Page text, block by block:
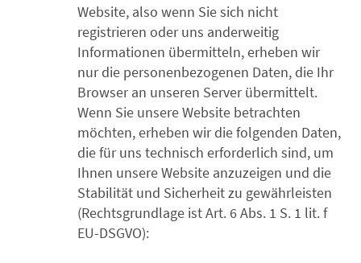
Website, also wenn Sie sich nicht
registrieren oder uns anderweitig
Informationen übermitteln, erheben wir
nur die personenbezogenen Daten, die Ihr
Browser an unseren Server übermittelt.
Wenn Sie unsere Website betrachten
möchten, erheben wir die folgenden Daten,
die für uns technisch erforderlich sind, um
Ihnen unsere Website anzuzeigen und die
Stabilität und Sicherheit zu gewährleisten
(Rechtsgrundlage ist Art. 6 Abs. 1 S. 1 lit. f
EU-DSGVO):